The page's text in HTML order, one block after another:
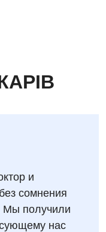
и
сомнения
Мы получили
нас